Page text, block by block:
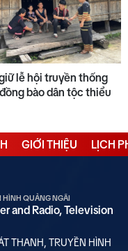
lễ hội truyền thống
bào dân tộc thiểu
GIỚI THIỆU LỊCH
HÌNH QUẢNG NGÃI
and Radio, Television
THANH, TRUYỀN HÌNH